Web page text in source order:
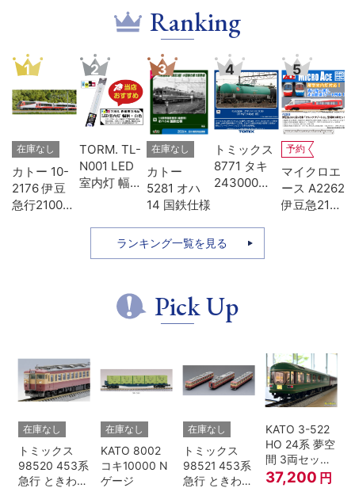
Ranking
1
在庫なし
カトー 10-
2176 伊豆
急行2100系
2
TORM. TL-
N001 LED
室内灯 幅狭
模型
3
在庫なし
カトー
5281 オハ
14 国鉄仕様
4
トミックス
8771 タキ
243000形
5
予約
マイクロエ
ース A2262
伊豆急2100
ランキング一覧を見る
Pick Up
在庫なし
トミックス
98520 453系
急行 ときわ
在庫なし
KATO 8002
コキ10000 N
ゲージ
在庫なし
トミックス
98521 453系
急行 ときわ
KATO 3-522
HO 24系 夢空
間 3両セット
HOゲージ
37,200 円